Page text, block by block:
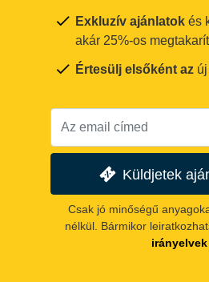
Exkluzív ajánlatok és
akár 25%-os
Értesülj elsőként az
Küldjetek
Csak jó minőségű
nélkül. Bármikor
irányelvek